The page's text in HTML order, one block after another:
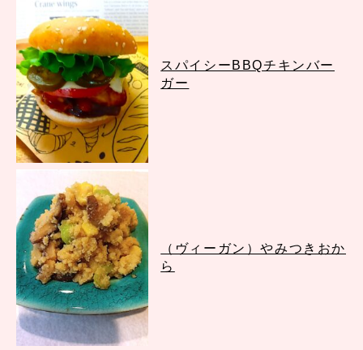
スパイシーBBQチキンバー
ガー
（ヴィーガン）やみつきおか
ら